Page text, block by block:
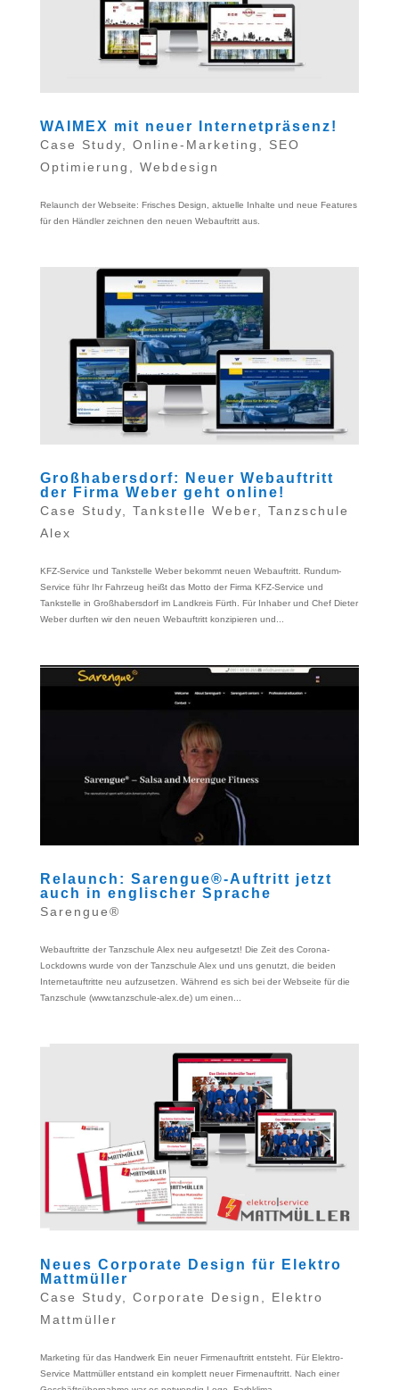
WAIMEX mit neuer Internetpräsenz!
Case Study Online-Marketing
SEO
Optimierung
Webdesign
Relaunch der Webseite: Frisches Design, aktuelle Inhalte und neue Features
für den Händler zeichnen den neuen Webauftritt aus.
Großhabersdorf: Neuer Webauftritt
der Firma Weber geht online!
Case Study Tankstelle Weber
Tanzschule
Alex
KFZ-Service und Tankstelle Weber bekommt neuen Webauftritt. Rundum-
Service führ Ihr Fahrzeug heißt das Motto der Firma KFZ-Service und
Tankstelle in Großhabersdorf im Landkreis Fürth. Für Inhaber und Chef Dieter
Weber durften wir den neuen Webauftritt konzipieren und...
Relaunch: Sarengue®-Auftritt jetzt
auch in englischer Sprache
Sarengue®
Webauftritte der Tanzschule Alex neu aufgesetzt! Die Zeit des Corona-
Lockdowns wurde von der Tanzschule Alex und uns genutzt, die beiden
Internetauftritte neu aufzusetzen. Während es sich bei der Webseite für die
Tanzschule (www.tanzschule-alex.de) um einen...
Neues Corporate Design für Elektro
Mattmüller
Case Study, Corporate Design , Elektro
Mattmüller
Marketing für das Handwerk Ein neuer Firmenauftritt entsteht. Für Elektro-
Service Mattmüller entstand ein komplett neuer Firmenauftritt. Nach einer